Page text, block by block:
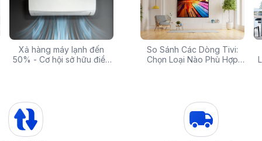
4K nhưng với kích thước 32 inch thì
Coocaa 32Z85 vẫn có thể đáp ứng tốt
với màu sắc trung thực và chuyển
Xả hàng máy lạnh đến
50% - Cơ hội sở hữu điều
Săn Sale Khủng: Hàng
Điện Máy Cao Cấp Giảm
Tivi
Top 10 máy lọc nước nóng
lạnh tốt nhất đáng mua
So Sánh Các Dòng Tivi:
Chọn Loại Nào Phù Hợp